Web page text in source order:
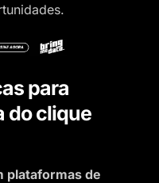
para
do clique
plataformas de